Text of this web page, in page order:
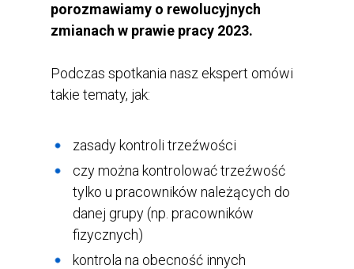
porozmawiamy o rewolucyjnych
zmianach w prawie pracy 2023.
Podczas spotkania nasz ekspert omówi
takie tematy, jak:
zasady kontroli trzeźwości
czy można kontrolować trzeźwość
tylko u pracowników należących do
danej grupy (np. pracowników
fizycznych)
kontrola na obecność innych